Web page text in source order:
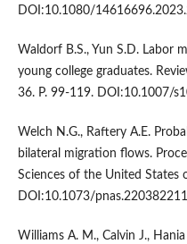
DOI:10.1080/
Waldorf B.S., Yun S.D. Labor
young college graduates.
36. P. 99-119. DOI:10.1007/
Welch N.G., Raftery A.E.
bilateral migration flows.
Sciences of the United States
DOI:10.1073/
Williams A. M., Calvin J.,